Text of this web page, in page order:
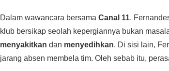
Dalam wawancara bersamaCanal 11,
klub bersikap seolah kepergiannya bukan
menyakitkan dan menyedihkan. Di sisi lain,
jarang absen membela tim. Oleh sebab itu,